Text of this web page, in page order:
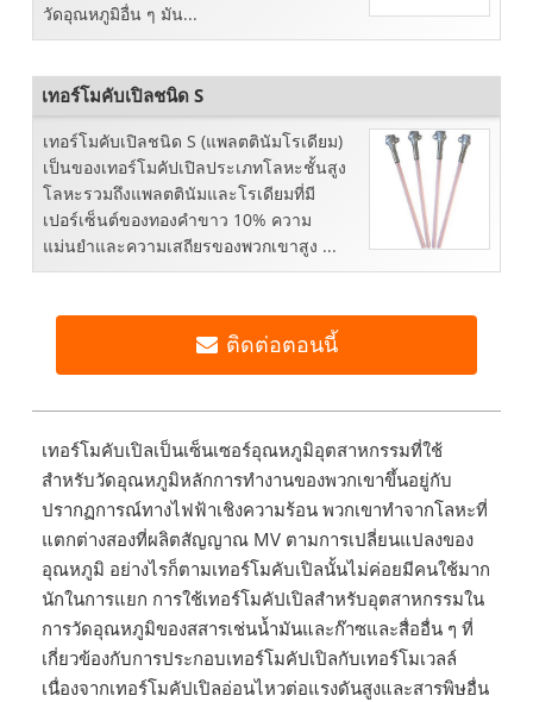
วัดอุณหภูมิอื่น ๆ มัน...
เทอร์โมคับเปิลชนิด S
เทอร์โมคับเปิลชนิด S (แพลตตินัมโรเดียม)
เป็นของเทอร์โมคัปเปิลประเภทโลหะชั้นสูง
โลหะรวมถึงแพลตตินัมและโรเดียมที่มี
เปอร์เซ็นต์ของทองคำขาว 10% ความ
แม่นยำและความเสถียรของพวกเขาสูง ...
ติดต่อตอนนี้
เทอร์โมคับเปิลเป็นเซ็นเซอร์อุณหภูมิอุตสาหกรรมที่ใช้
สำหรับวัดอุณหภูมิหลักการทำงานของพวกเขาขึ้นอยู่กับ
ปรากฏการณ์ทางไฟฟ้าเชิงความร้อน พวกเขาทำจากโลหะที่
แตกต่างสองที่ผลิตสัญญาณ MV ตามการเปลี่ยนแปลงของ
อุณหภูมิ อย่างไรก็ตามเทอร์โมคับเปิลนั้นไม่ค่อยมีคนใช้มาก
นักในการแยก การใช้เทอร์โมคัปเปิลสำหรับอุตสาหกรรมใน
การวัดอุณหภูมิของสสารเช่นน้ำมันและก๊าซและสื่ออื่น ๆ ที่
เกี่ยวข้องกับการประกอบเทอร์โมคัปเปิลกับเทอร์โมเวลล์
เนื่องจากเทอร์โมคัปเปิลอ่อนไหวต่อแรงดันสูงและสารพิษอื่น